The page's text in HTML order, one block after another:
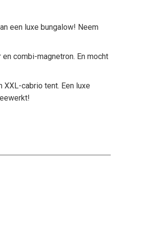
een luxe bungalow! Neem
combi-magnetron. En mocht
cabrio tent. Een luxe